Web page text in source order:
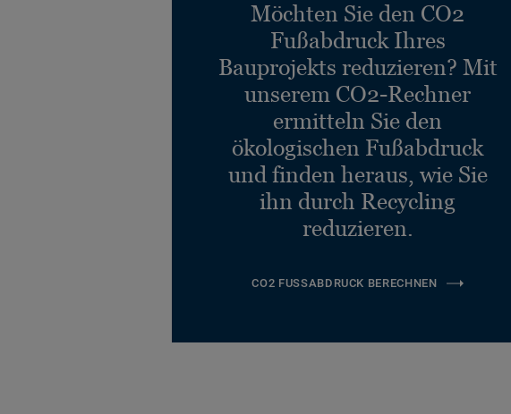
Möchten Sie den CO2
Fußabdruck Ihres
Bauprojekts reduzieren? Mit
unserem CO2-Rechner
ermitteln Sie den
ökologischen Fußabdruck
und finden heraus, wie Sie
ihn durch Recycling
reduzieren.
CO2 FUSSABDRUCK BERECHNEN